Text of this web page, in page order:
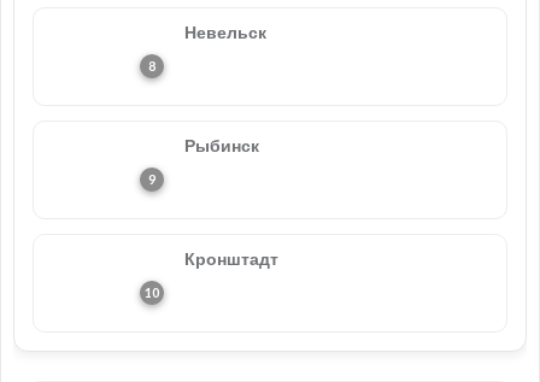
Невельск
Рыбинск
Кронштадт